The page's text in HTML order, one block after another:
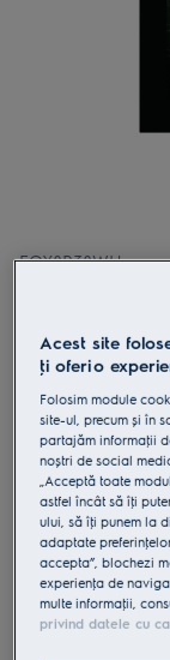
EOX8P38WH
Cuptor
Negru
Beneficii
Cuptorul
Cuptorul
minute.
Afișajul EXCite
Acest site
ţi oferi o
Folosim module
site-ul, precum și în
partajăm informaţii
noștri de social
„Acceptă toate
astfel încât să îţi
ului, să îţi punem la
adaptate
accepta”, blochezi
experienţa de
multe informaţii,
privind datele cu